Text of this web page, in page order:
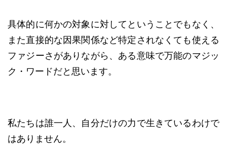
具体的に何かの対象に対してということでもなく、
また直接的な因果関係など特定されなくても使える
ファジーさがありながら、ある意味で万能のマジッ
ク・ワードだと思います。
私たちは誰一人、自分だけの力で生きているわけで
はありません。